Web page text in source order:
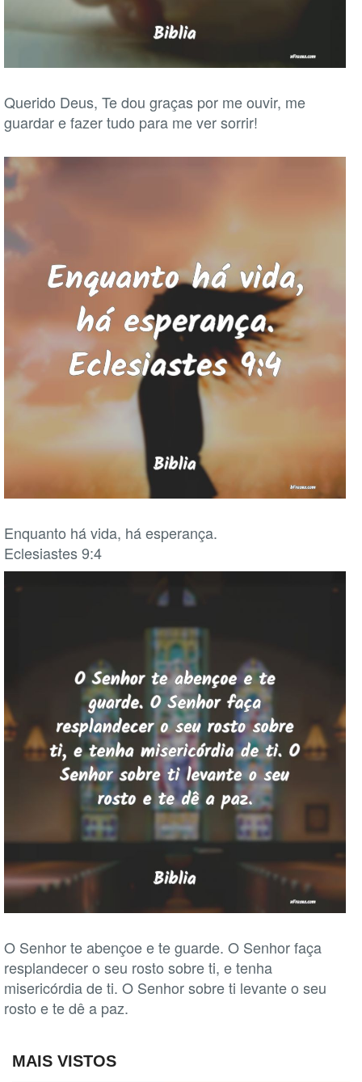
Querido Deus, Te dou graças por me ouvir, me
guardar e fazer tudo para me ver sorrir!
Enquanto há vida, há esperança.
Eclesiastes 9:4
O Senhor te abençoe e te guarde. O Senhor faça
resplandecer o seu rosto sobre ti, e tenha
misericórdia de ti. O Senhor sobre ti levante o seu
rosto e te dê a paz.
MAIS VISTOS